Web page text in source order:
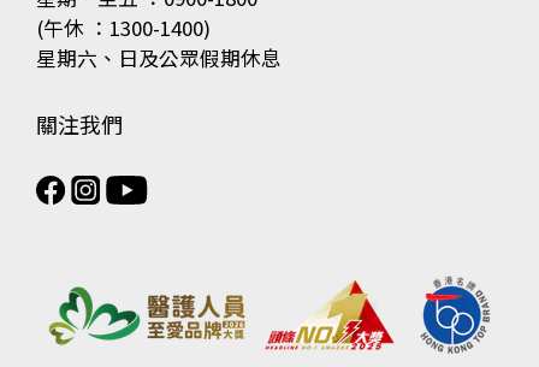
(午休 ：1300-1400)
星期六、日及公眾假期休息
關注我們